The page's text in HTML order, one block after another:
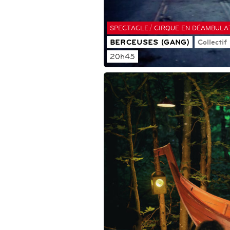
SPECTACLE /CIRQUE EN
BERCEUSES (GANG) Collectif
20h45